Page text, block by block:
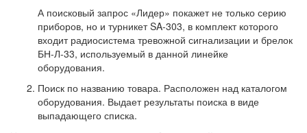
А поисковый запрос «Лидер» покажет не только серию
приборов, но и турникет SA-303, в комплект которого
входит радиосистема тревожной сигнализации и брелок
БН-Л-33, используемый в данной линейке
оборудования.
Поиск по названию товара. Расположен над каталогом
оборудования. Выдает результаты поиска в виде
выпадающего списка.